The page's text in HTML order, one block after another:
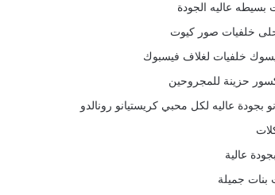
عاليه الجودة
خلفيات صور كيوت
خلفيات لغلاف فيسبوك
حزينة للمجروحين
بجودة عاليه لكل محبي كريستيانو رونالدو
عالية
بنات جميلة